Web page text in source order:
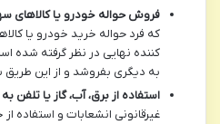
فروش حواله خودرو یا کالاهای
که فرد حواله خرید خودرو یا
کننده نهایی در نظر گرفته شده
به دیگری بفروشد و از این
استفاده از برق، آب، گاز یا تلفن
غیرقانونی انشعابات و